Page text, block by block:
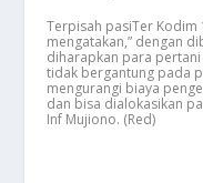
Terpisah pasiTer Kodim
mengatakan,” dengan
diharapkan para
tidak bergantung pada
mengurangi biaya
dan bisa dialokasikan
Inf Mujiono. (Red)